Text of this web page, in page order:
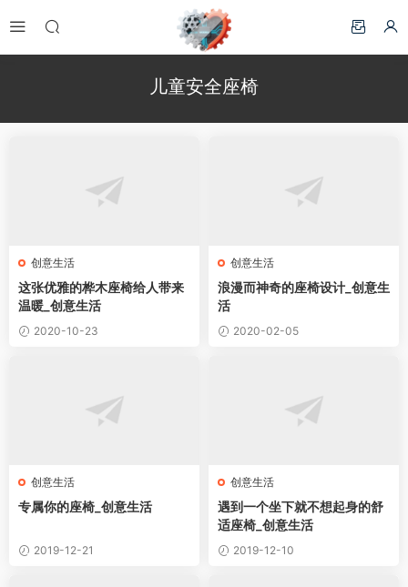
儿童安全座椅
创意生活
这张优雅的桦木座椅给人带来
温暖_创意生活
2020-10-23
创意生活
浪漫而神奇的座椅设计_创意生
活
2020-02-05
创意生活
专属你的座椅_创意生活
2019-12-21
创意生活
遇到一个坐下就不想起身的舒
适座椅_创意生活
2019-12-10